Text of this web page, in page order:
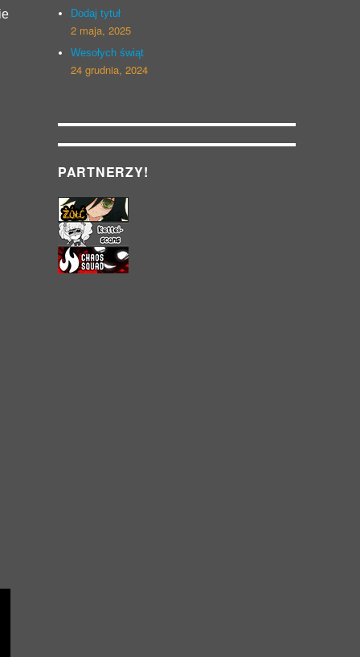
Dodaj tytuł
2 maja, 2025
Wesołych świąt
24 grudnia, 2024
PARTNERZY!